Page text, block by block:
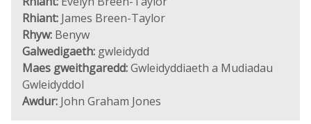
Rhiant: James Breen-Taylor
Rhyw: Benyw
Galwedigaeth: gwleidydd
Maes gweithgaredd:Gwleidyddiaeth a Mudiadau
Gwleidyddol
Awdur: John Graham Jones